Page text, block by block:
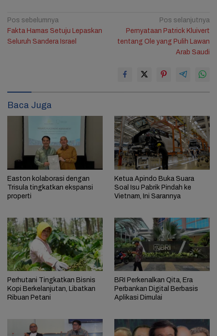
Navigasi
pos
Pos sebelumnya
Fakta Hamas Setuju Lepaskan
Seluruh Sandera Israel
Pos selanjutnya
Pernyataan Patrick Kluivert
tentang Ole yang Pulih Lawan
Arab Saudi
Baca Juga
Easton kolaborasi dengan
Trisula tingkatkan ekspansi
properti
Ketua Apindo Buka Suara
Soal Isu Pabrik Pindah ke
Vietnam, Ini Sarannya
Perhutani Tingkatkan Bisnis
Kopi Berkelanjutan, Libatkan
Ribuan Petani
BRI Perkenalkan Qita, Era
Perbankan Digital Berbasis
Aplikasi Dimulai